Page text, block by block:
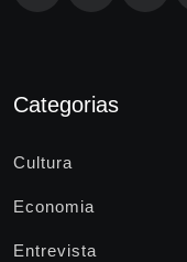
Categorias
Cultura
Economia
Entrevista